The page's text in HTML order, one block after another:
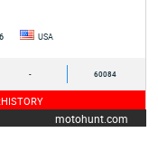
USA
- 60084
motohunt.com